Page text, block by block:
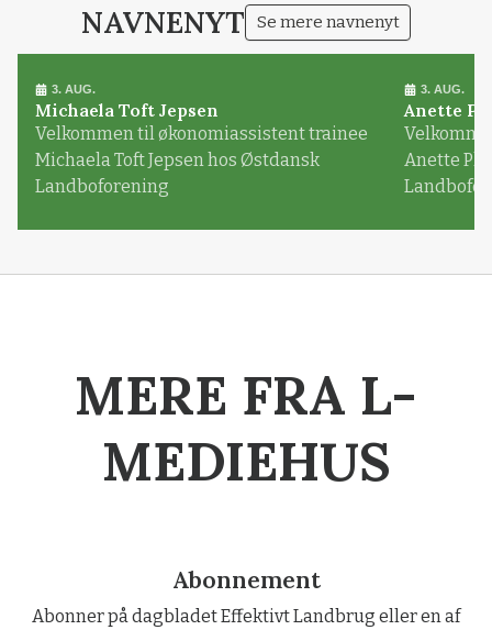
NAVNENYT Se mere navnenyt
3. AUG.
Michaela Toft Jepsen
Velkommen til økonomiassistent trainee
Michaela Toft Jepsen hos Østdansk
Landboforening
3. AUG.
Anette
Anette
MERE FRA L-
MEDIEHUS
Abonnement
Abonner på dagbladet Effektivt Landbrug eller en af